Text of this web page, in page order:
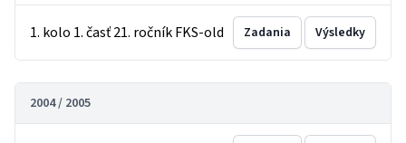
1. kolo 1. časť 21. ročník FKS-old Zadania Výsledky
2004 / 2005